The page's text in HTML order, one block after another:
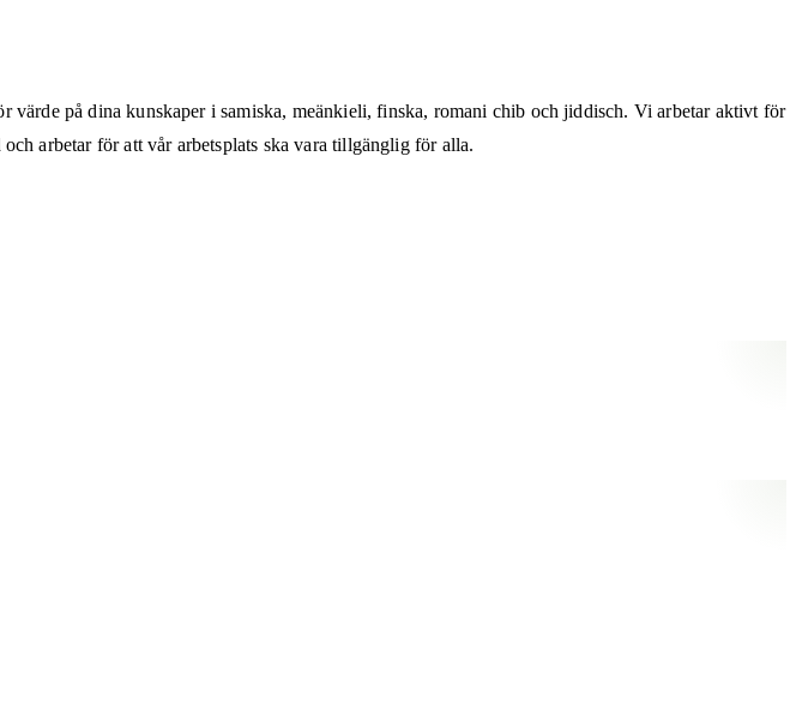
värde på dina kunskaper i samiska, meänkieli, finska, romani chib och jiddisch. Vi arbetar aktivt för
arbetar för att vår arbetsplats ska vara tillgänglig för alla.